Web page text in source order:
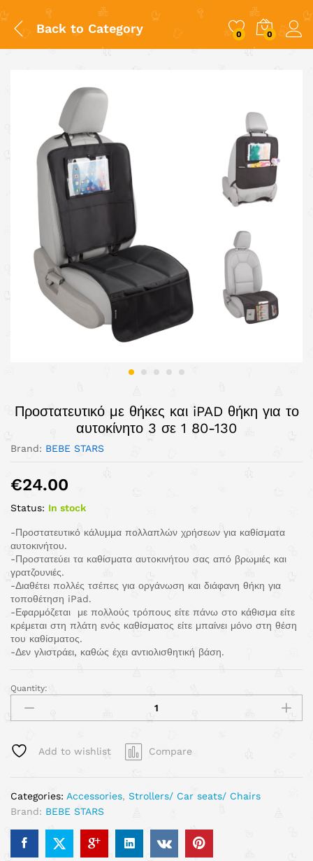
Back to Category 0 0
Προστατευτικό με θήκες και iPAD θήκη για το
αυτοκίνητο 3 σε 1 80-130
Brand: BEBE STARS
€24.00
Status: In stock
-Προστατευτικό κάλυμμα πολλαπλών χρήσεων για καθίσματα
αυτοκινήτου.
-Προστατεύει τα καθίσματα αυτοκινήτου σας από βρωμιές και
γρατζουνιές.
-Διαθέτει πολλές τσέπες για οργάνωση και διάφανη θήκη για
τοποθέτηση iPad.
-Εφαρμόζεται με πολλούς τρόπους είτε πάνω στο κάθισμα είτε
κρέμεται στη πλάτη ενός καθίσματος είτε μπαίνει μόνο στη θέση
του καθίσματος.
-Δεν γλιστράει, καθώς έχει αντιολισθητική βάση.
Quantity:
Add to wishlist Compare
Categories: Accessories, Strollers/ Car seats/ Chairs
Brand: BEBE STARS